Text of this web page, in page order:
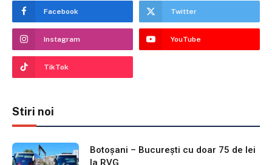
Facebook Twitter
Instagram YouTube
TikTok
Stiri noi
Botoșani – București cu doar 75 de lei
la RVG